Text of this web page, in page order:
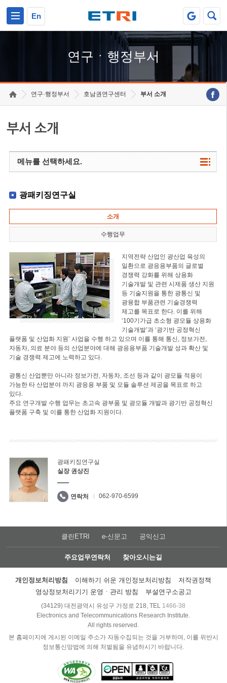
En
연구ㆍ행정부서
연구·행정부서 호남권연구센터 부서 소개
부서 소개
메뉴를 선택하세요.
광패키징연구실
소개
수행업무
지역전략 산업인 광산업 육성의
일환으로 광응용부품의 글로벌
경쟁력 강화를 위해 상용화
기술개발 및 관련 시제품 생산 지원
등 기술지원을 통한 광통신 및
광융합 부품관련 기술경쟁력
제고를 목표로 한다. 이를 위해
‘100기가급 초소형 광모듈 상용화
기술개발’과 ‘광기반 공정혁신
플랫폼 및 산업화 지원’ 사업을 수행 하고 있으며 이를 통해 통신, 정보가전,
자동차, 의료 분야 등의 산업분야에 대해 광응용부품 기술개발 성과 확산 및
기술 경쟁력 제고에 노력하고 있다.
광통신 산업뿐만 아니라 정보가전, 자동차, 조선 등과 같이 광모듈 적용이
가능한 타 산업분야 까지 광응용 부품 및 모듈 솔루션 제공을 목표로 하고
있다.
주요 연구개발 수행 업무는 초고속 광부품 및 광모듈 개발과 광기반 공정혁신
플랫폼 구축 및 이를 통한 산업화 지원이다.
광패키징연구실
실장 권상진
연락처 062-970-6599
클린ETRI e-신문고 공익신고
주요업무연락처 찾아오시는길
개인정보처리방침 이해하기 쉬운 개인정보처리방침
저작권정책
영상정보처리기기 운영ㆍ관리 방침
부설연구소공고
(34129) 대전광역시 유성구 가정로 218, TEL 1466-38
Electronics and Telecommunications Research Institute.
All rights reserved.
본 홈페이지에 게시된 이메일 주소가 자동수집되는 것을 거부하며, 이를 위반시
정보통신망법에 의해 처벌됨을 유념하시기 바랍니다.